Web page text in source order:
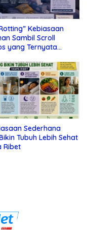
Kebiasaan
Sambil Scroll
yang Ternyata
Sederhana
Tubuh Lebih Sehat
Ribet